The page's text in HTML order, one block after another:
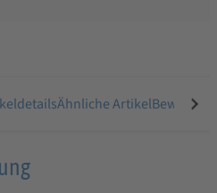
Ähnliche Artikel